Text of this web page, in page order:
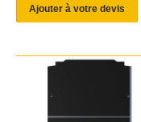
Ajouter à votre devis